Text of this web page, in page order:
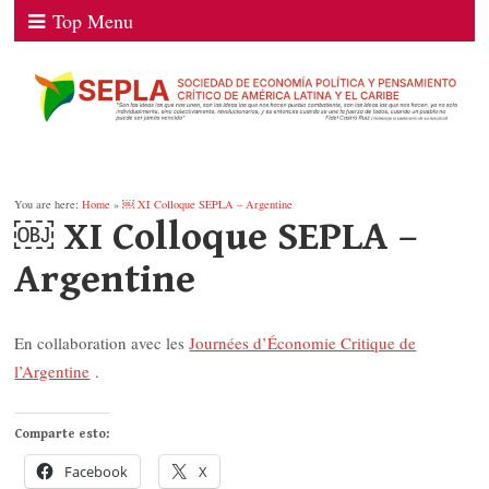
Top Menu
You are here:Home »￼ XI Colloque SEPLA – Argentine
￼ XI Colloque SEPLA –
Argentine
En collaboration avec lesJournées d’Économie Critique de
l’Argentine .
Comparte esto:
Facebook X